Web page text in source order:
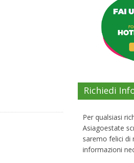
Richiedi
Per qualsiasi
Asiagoestate
saremo felici di
informazioni